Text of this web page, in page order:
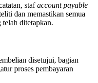
stafaccount payable
dan memastikan semua
telah ditetapkan.
disetujui, bagian
proses pembayaran